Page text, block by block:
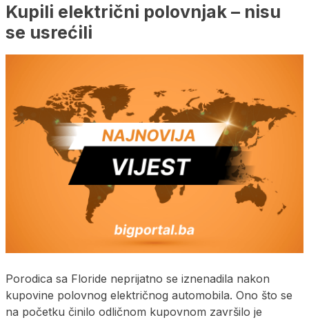
Kupili električni polovnjak – nisu
se usrećili
Porodica sa Floride neprijatno se iznenadila nakon
kupovine polovnog električnog automobila. Ono što se
na početku činilo odličnom kupovnom završilo je